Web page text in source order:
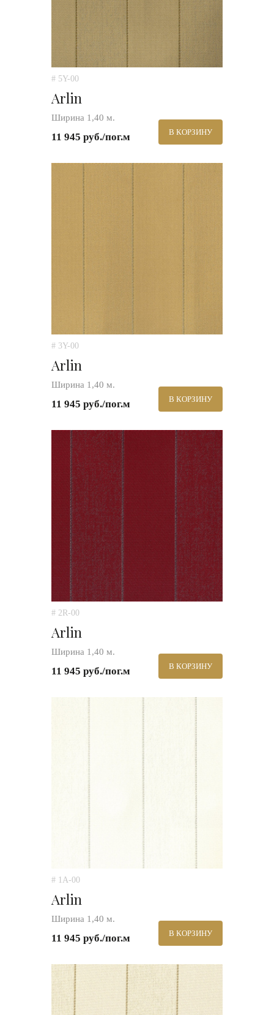
# 5Y-00
Arlin
Ширина 1,40 м.
11 945 руб./пог.м В КОРЗИНУ
# 3Y-00
Arlin
Ширина 1,40 м.
11 945 руб./пог.м В КОРЗИНУ
# 2R-00
Arlin
Ширина 1,40 м.
11 945 руб./пог.м В КОРЗИНУ
# 1A-00
Arlin
Ширина 1,40 м.
11 945 руб./пог.м В КОРЗИНУ